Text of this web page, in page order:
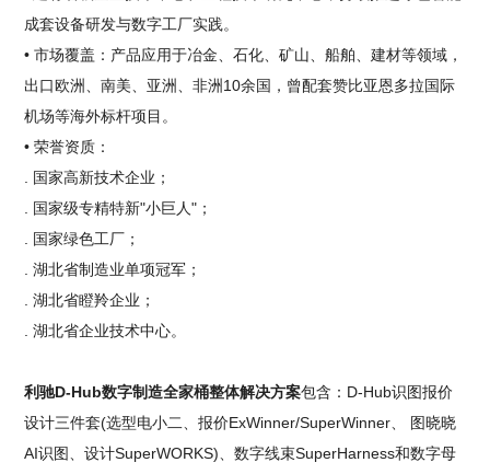
成套设备研发与数字工厂实践。
• 市场覆盖：产品应用于冶金、石化、矿山、船舶、建材等领域，
出口欧洲、南美、亚洲、非洲10余国，曾配套赞比亚恩多拉国际
机场等海外标杆项目。
• 荣誉资质：
. 国家高新技术企业；
. 国家级专精特新"小巨人"；
. 国家绿色工厂；
. 湖北省制造业单项冠军；
. 湖北省瞪羚企业；
. 湖北省企业技术中心。
利驰D-Hub数字制造全家桶整体解决方案包含：D-Hub识图报价
设计三件套(选型电小二、报价ExWinner/SuperWinner、 图晓晓
AI识图、设计SuperWORKS)、数字线束SuperHarness和数字母